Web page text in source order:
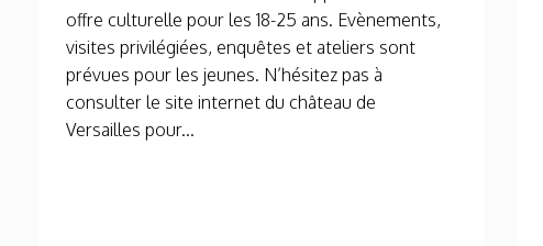
offre culturelle pour les 18-25 ans. Evènements,
visites privilégiées, enquêtes et ateliers sont
prévues pour les jeunes. N’hésitez pas à
consulter le site internet du château de
Versailles pour...